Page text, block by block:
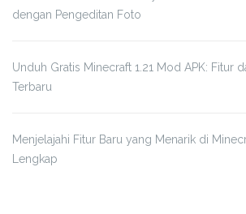
dengan Pengeditan Foto
Unduh Gratis Minecraft 1.21 Mod APK: Fitur
Terbaru
Menjelajahi Fitur Baru yang Menarik di
Lengkap